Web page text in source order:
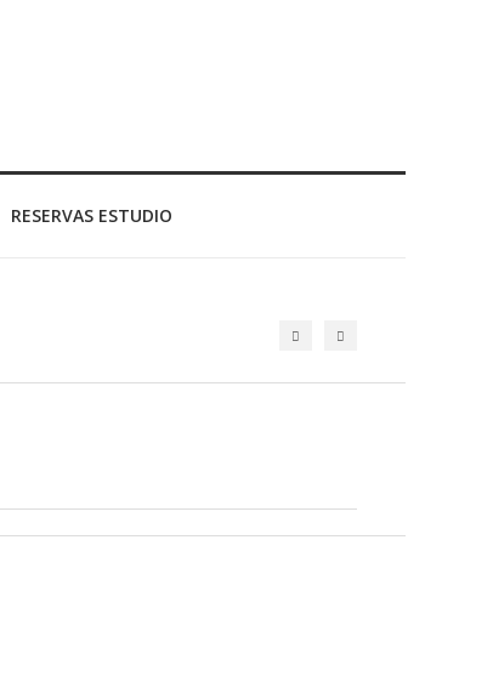
RESERVAS ESTUDIO